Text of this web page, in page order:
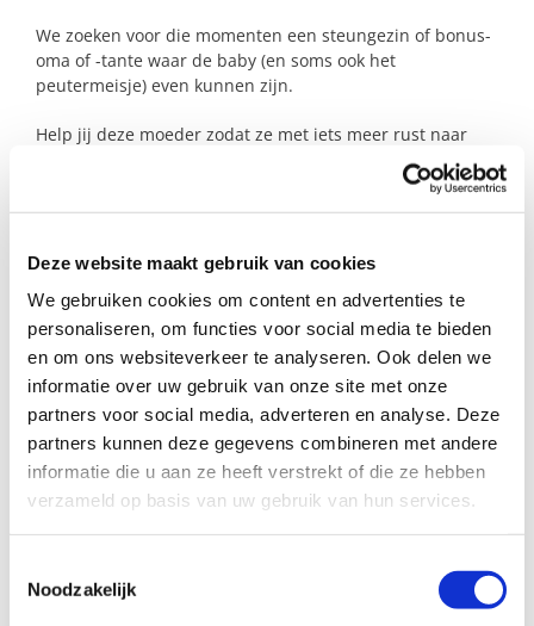
Deze website maakt gebruik van cookies
We gebruiken cookies om content en advertenties te
personaliseren, om functies voor social media te bieden
en om ons websiteverkeer te analyseren. Ook delen we
informatie over uw gebruik van onze site met onze
partners voor social media, adverteren en analyse. Deze
partners kunnen deze gegevens combineren met andere
informatie die u aan ze heeft verstrekt of die ze hebben
verzameld op basis van uw gebruik van hun services.
Noodzakelijk
We zoeken voor die momenten een steungezin of bonus-
oma of -tante waar de baby (en soms ook het
peutermeisje) even kunnen zijn.
Help jij deze moeder zodat ze met iets meer rust naar
Profiel steungezin
Wij zoeken een steungezin:
Waar de baby (6 maanden) en soms ook
het meisje (3,5 jaar) welkom zijn;
Dat doordeweeks op flexibele tijden kan
afspreken;
Dat ongeveer 1, soms 2 x per week
beschikbaar is;
Dat geen hond heeft – dat vinden de